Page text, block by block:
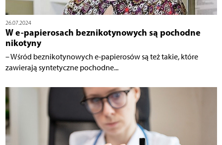
26.07.2024
W e-papierosach beznikotynowych są pochodne
nikotyny
– Wśród beznikotynowych e-papierosów są też takie, które
zawierają syntetyczne pochodne...